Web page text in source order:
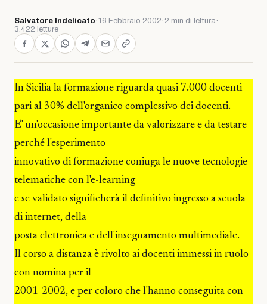
Salvatore Indelicato ·16 Febbraio 2002 · 2 min di lettura·
3.422 letture
In Sicilia la formazione riguarda quasi 7.000 docenti
pari al 30% dell'organico complessivo dei docenti.
E' un'occasione importante da valorizzare e da testare
perché l'esperimento
innovativo di formazione coniuga le nuove tecnologie
telematiche con l'e-learning
e se validato significherà il definitivo ingresso a scuola
di internet, della
posta elettronica e dell'insegnamento multimediale.
Il corso a distanza è rivolto ai docenti immessi in ruolo
con nomina per il
2001-2002, e per coloro che l'hanno conseguita con